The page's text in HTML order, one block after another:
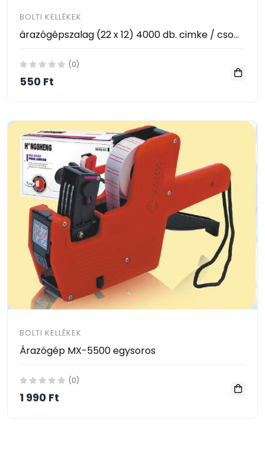
BOLTI KELLÉKEK
árazógépszalag (22 x 12) 4000 db. cimke / csomag
(0)
550 Ft
BOLTI KELLÉKEK
Árazógép MX-5500 egysoros
(0)
1 990 Ft